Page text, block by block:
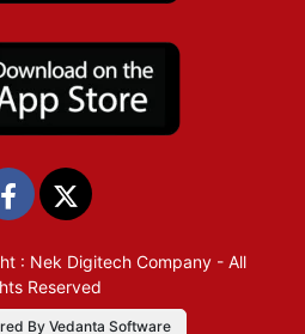
: Nek Digitech Company- All
Reserved
By Vedanta Software